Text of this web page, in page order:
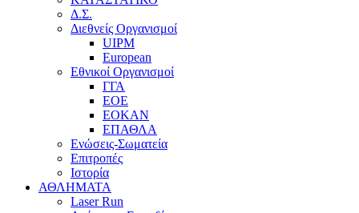
Δ.Σ.
Διεθνείς Οργανισμοί
UIPM
European
Εθνικοί Οργανισμοί
ΓΓΑ
ΕΟΕ
ΕΟΚΑΝ
ΕΠΑΘΛΑ
Ενώσεις-Σωματεία
Επιτροπές
Ιστορία
ΑΘΛΗΜΑΤΑ
Laser Run